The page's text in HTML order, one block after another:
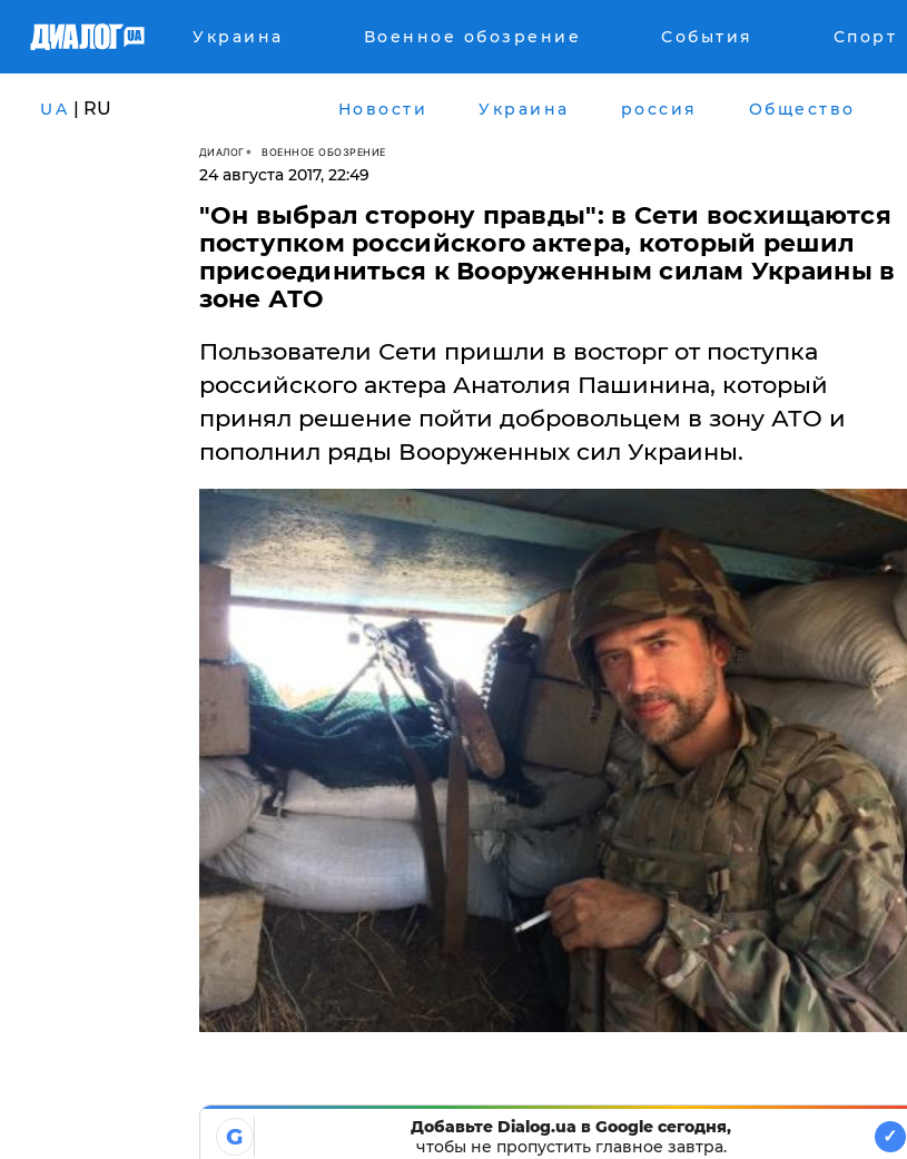
Украина Военное обозрение События Спорт
UA | RU Новости Украина россия Общество
ДИАЛОГ ВОЕННОЕ ОБОЗРЕНИЕ
24 августа 2017, 22:49
"Он выбрал сторону правды": в Сети восхищаются
поступком российского актера, который решил
присоединиться к Вооруженным силам Украины в
зоне АТО
Пользователи Сети пришли в восторг от поступка
российского актера Анатолия Пашинина, который
принял решение пойти добровольцем в зону АТО и
пополнил ряды Вооруженных сил Украины.
G
Добавьте Dialog.ua в Google сегодня,
чтобы не пропустить главное завтра.
✓